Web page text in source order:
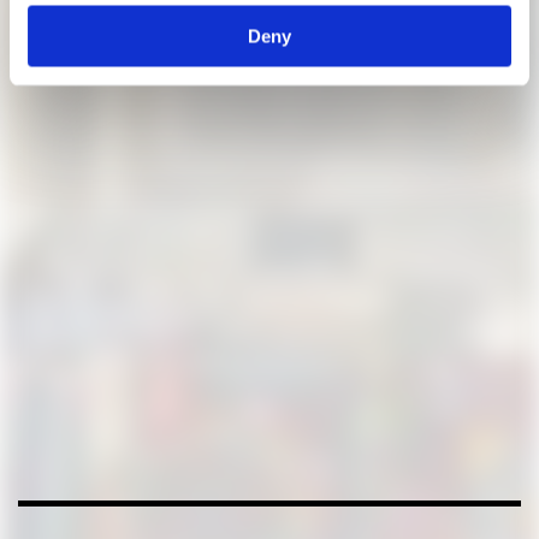
Deny
Andres Lepik, Regine Heß